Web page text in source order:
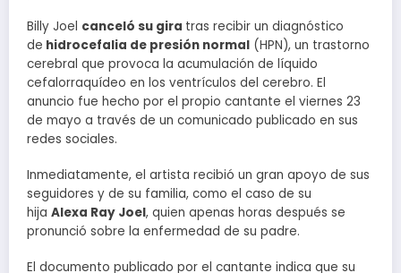
Billy Joel canceló su gira tras recibir un diagnóstico
de hidrocefalia de presión normal (HPN), un trastorno
cerebral que provoca la acumulación de líquido
cefalorraquídeo en los ventrículos del cerebro. El
anuncio fue hecho por el propio cantante el viernes 23
de mayo a través de un comunicado publicado en sus
redes sociales.
Inmediatamente, el artista recibió un gran apoyo de sus
seguidores y de su familia, como el caso de su
hija Alexa Ray Joel, quien apenas horas después se
pronunció sobre la enfermedad de su padre.
El documento publicado por el cantante indica que su